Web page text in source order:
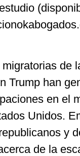
migratorias de
Trump han
en el
Unidos.
y
de la